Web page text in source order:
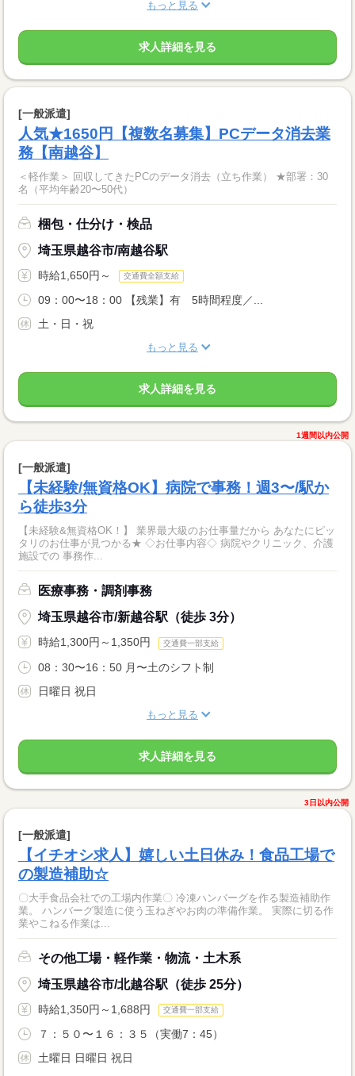
もっと見る
求人詳細を見る
[一般派遣]
人気★1650円【複数名募集】PCデータ消去業
務【南越谷】
＜軽作業＞ 回収してきたPCのデータ消去（立ち作業） ★部署：30
名（平均年齢20〜50代）
梱包・仕分け・検品
埼玉県越谷市/南越谷駅
時給1,650円～ 交通費全額支給
09：00〜18：00 【残業】有 5時間程度／...
土・日・祝
もっと見る
求人詳細を見る
1週間以内公開
[一般派遣]
【未経験/無資格OK】病院で事務！週3〜/駅か
ら徒歩3分
【未経験&無資格OK！】 業界最大級のお仕事量だから あなたにピッ
タリのお仕事が見つかる★ ◇お仕事内容◇ 病院やクリニック、介護
施設での 事務作...
医療事務・調剤事務
埼玉県越谷市/新越谷駅（徒歩 3分）
時給1,300円～1,350円 交通費一部支給
08：30〜16：50 月〜土のシフト制
日曜日 祝日
もっと見る
求人詳細を見る
3日以内公開
[一般派遣]
【イチオシ求人】嬉しい土日休み！食品工場で
の製造補助☆
〇大手食品会社での工場内作業〇 冷凍ハンバーグを作る製造補助作
業。 ハンバーグ製造に使う玉ねぎやお肉の準備作業。 実際に切る作
業やこねる作業は...
その他工場・軽作業・物流・土木系
埼玉県越谷市/北越谷駅（徒歩 25分）
時給1,350円～1,688円 交通費一部支給
７：５０〜１６：３５（実働7：45）
土曜日 日曜日 祝日